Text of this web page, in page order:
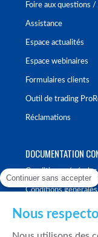
Foire aux questions /
Assistance
Espace actualités
Espace webinaires
Formulaires clients
Outil de trading
Réclamations
DOCUMENTATION
Conditions générales
Conditions
Continuer sans accepter
Nous